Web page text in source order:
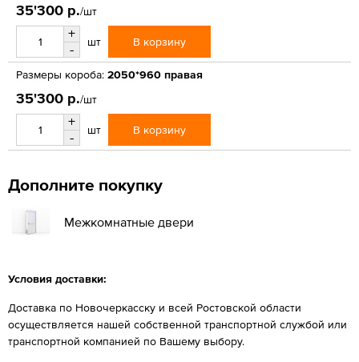
35'300 р./шт
+
-
шт В корзину
Размеры короба: 2050*960 правая
35'300 р./шт
+
-
шт В корзину
Дополните покупку
Межкомнатные двери
Условия доставки:
Доставка по Новочеркасску и всей Ростовской области
осуществляется нашей собственной транспортной службой или
транспортной компанией по Вашему выбору.